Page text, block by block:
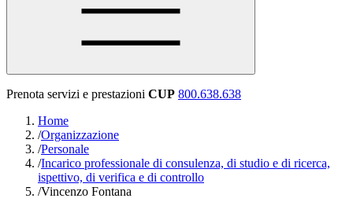
Prenota servizi e prestazioni CUP 800.638.638
Home
/Organizzazione
/Personale
/Incarico professionale di consulenza, di studio e di ricerca,
ispettivo, di verifica e di controllo
/Vincenzo Fontana